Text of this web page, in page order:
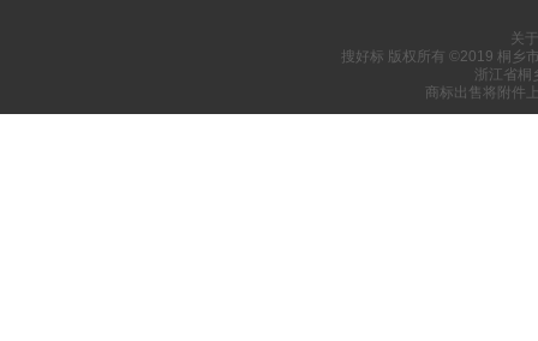
关
搜好标 版权所有 ©2019 桐乡
浙江省桐
商标出售将附件